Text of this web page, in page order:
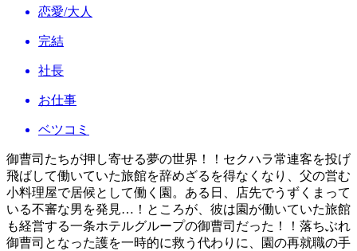
恋愛/大人
完結
社長
お仕事
ベツコミ
御曹司たちが押し寄せる夢の世界！！セクハラ常連客を投げ
飛ばして働いていた旅館を辞めざるを得なくなり、父の営む
小料理屋で居候として働く園。ある日、店先でうずくまって
いる不審な男を発見…！ところが、彼は園が働いていた旅館
も経営する一条ホテルグループの御曹司だった！！落ちぶれ
御曹司となった護を一時的に救う代わりに、園の再就職の手